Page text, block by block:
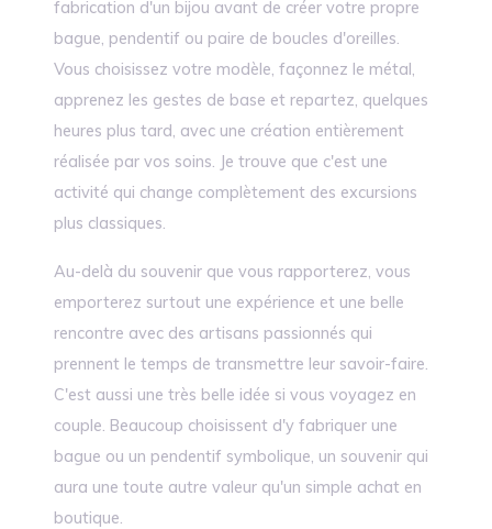
fabrication d'un bijou avant de créer votre propre
bague, pendentif ou paire de boucles d'oreilles.
Vous choisissez votre modèle, façonnez le métal,
apprenez les gestes de base et repartez, quelques
heures plus tard, avec une création entièrement
réalisée par vos soins. Je trouve que c'est une
activité qui change complètement des excursions
plus classiques.
Au-delà du souvenir que vous rapporterez, vous
emporterez surtout une expérience et une belle
rencontre avec des artisans passionnés qui
prennent le temps de transmettre leur savoir-faire.
C'est aussi une très belle idée si vous voyagez en
couple. Beaucoup choisissent d'y fabriquer une
bague ou un pendentif symbolique, un souvenir qui
aura une toute autre valeur qu'un simple achat en
boutique.